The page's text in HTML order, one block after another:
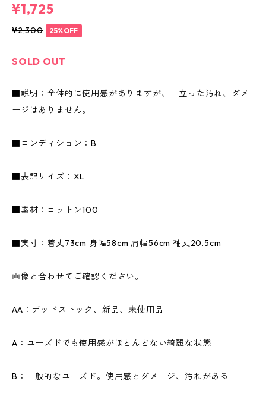
¥1,725
¥2,300 25%OFF
SOLD OUT
■説明：全体的に使用感がありますが、目立った汚れ、ダメ
ージはありません。
■コンディション：B
■表記サイズ：XL
■素材：コットン100
■実寸：着丈73cm 身幅58cm 肩幅56cm 袖丈20.5cm
画像と合わせてご確認ください。
AA：デッドストック、新品、未使用品
A：ユーズドでも使用感がほとんどない綺麗な状態
B：一般的なユーズド。使用感とダメージ、汚れがある